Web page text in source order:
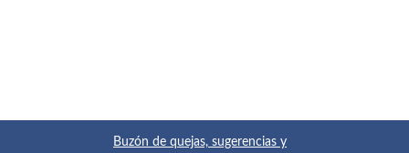
Buzón de quejas, sugerencias y